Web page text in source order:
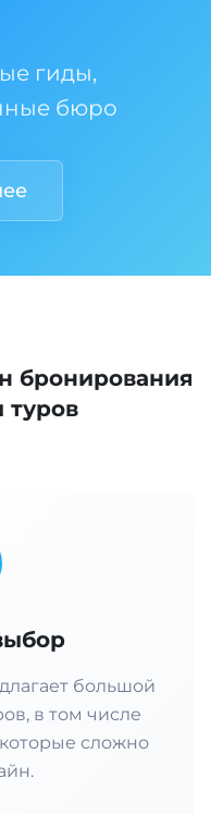
гиды,
бюро
бронирования
туров
большой
в том числе
сложно